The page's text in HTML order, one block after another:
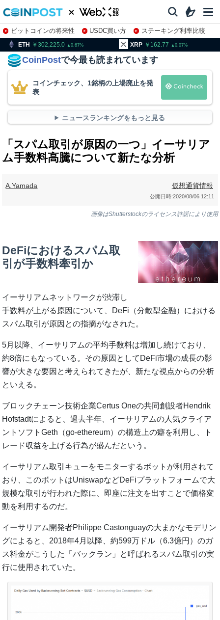
ビットコインの将来性 USDC買い方
ステーキング利率比較
株特集・関連銘柄
0.67 162.77 0.07
CoinPostで今最も読まれています
コインチェック、1銘柄の上場廃止を発
表
ニュースランキングをもっと見る
「スパム取引が原因の一つ」イーサリア
ム手数料高騰について新たな分析
A.Yamada 仮想通貨情報
公開日時:2020/08/06 12:11
画像はShutterstockのライセンス許諾により使用
DeFiにおけるスパム取
引が手数料牽引か
イーサリアムネットワークが渋滞し
手数料が上がる原因について、DeFi（分散型金融）における
スパム取引が原因との指摘がなされた。
5月以降、イーサリアムの平均手数料は増加し続けており、
約8倍にもなっている。その原因としてDeFi市場の成長の影
響が大きな要因と考えられてきたが、新たな視点からの分析
といえる。
ブロックチェーン技術企業Certus Oneの共同創設者Hendrik
Hofstadtによると、過去半年、イーサリアムの人気クライア
ントソフトGeth（go-ethereum）の構造上の癖を利用し、ト
レード収益を上げる行為が盛んだという。
イーサリアム取引キューをモニターするボットが利用されて
おり、このボットはUniswapなどDeFiプラットフォームで大
規模な取引が行われた際に、即座に注文を出すことで価格変
動を利用するのだ。
イーサリアム開発者Philippe Castonguayの大まかなモデリン
グによると、2018年4月以降、約599万ドル（6.3億円）のガ
ス料金がこうした「バックラン」と呼ばれるスパム取引の実
行に使用されていた。